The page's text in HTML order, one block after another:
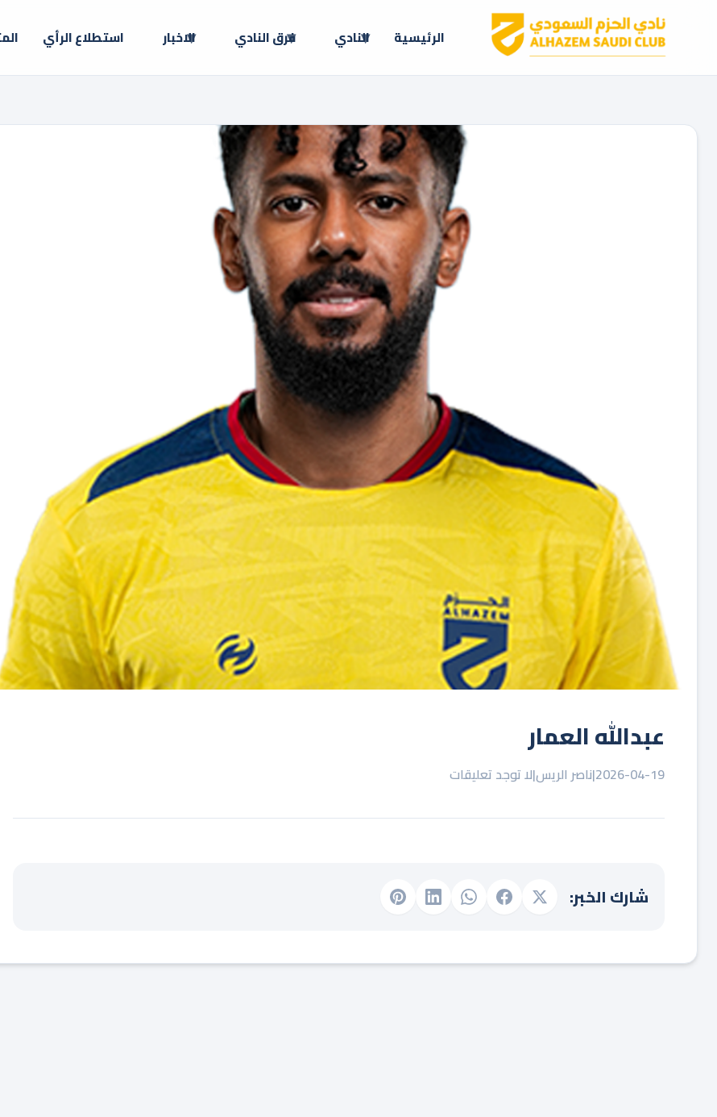
الرئيسية النادي فرق النادي الاخبار استطلاع الرأي
عبدالله العمار
2026-04-19
|ناصر الريس|لا توجد تعليقات
شارك الخبر: